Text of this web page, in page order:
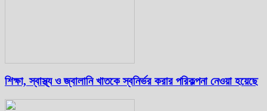
শিক্ষা, স্বাস্থ্য ও জ্বালানি খাতকে স্বনির্ভর করার পরিকল্পনা নেওয়া হয়েছে